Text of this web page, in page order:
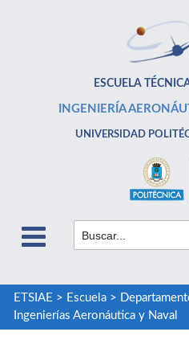
ESCUELA
INGENIERÍA
UNIVERSIDAD
ETSIAE > Escuela>
Ingenierías Aeronáutica y Naval